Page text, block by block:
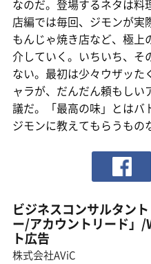
なのだ。登場するネタは料
店編では毎回、ジモンが実
もんじゃ焼き店など、極上
介していく。いちいち、そ
ない。最初は少々ウザッた
ャラが、だんだん頼もし
議だ。「最高の味」とはバ
ジモンに教えてもらうもの
ビジネスコンサルタン
ー/アカウントリード」
ト広告
株式会社AViC